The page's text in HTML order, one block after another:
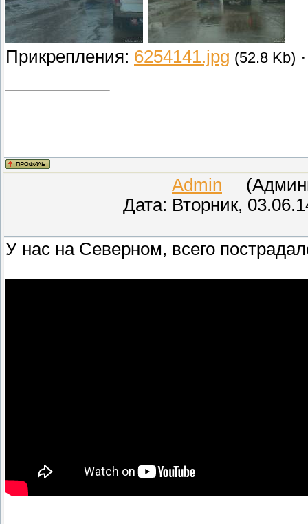
Прикрепления: 6254141.jpg (52.8 Kb)
Admin
Дата: Вторник,
У нас на Северном, всего